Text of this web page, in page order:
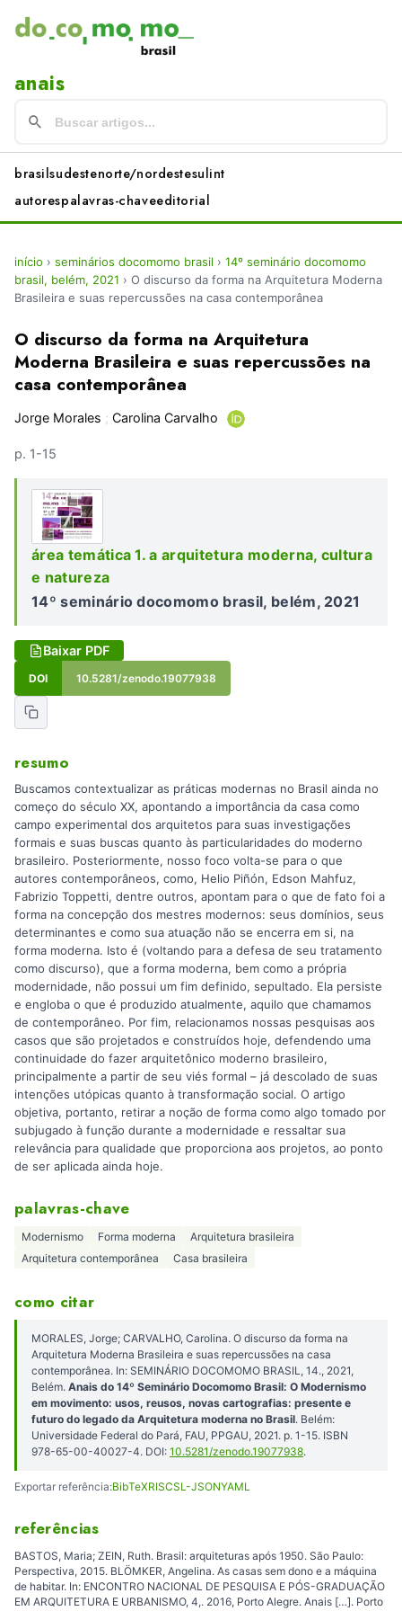
anais
brasilsudestenorte/nordestesulint
autorespalavras-chaveeditorial
início › seminários docomomo brasil › 14º seminário docomomo
brasil, belém, 2021 › O discurso da forma na Arquitetura Moderna
Brasileira e suas repercussões na casa contemporânea
O discurso da forma na Arquitetura
Moderna Brasileira e suas repercussões na
casa contemporânea
Jorge Morales ; Carolina Carvalho
p. 1-15
área temática 1. a arquitetura moderna, cultura
e natureza
14º seminário docomomo brasil, belém, 2021
Baixar PDF
DOI 10.5281/zenodo.19077938
resumo
Buscamos contextualizar as práticas modernas no Brasil ainda no
começo do século XX, apontando a importância da casa como
campo experimental dos arquitetos para suas investigações
formais e suas buscas quanto às particularidades do moderno
brasileiro. Posteriormente, nosso foco volta-se para o que
autores contemporâneos, como, Helio Piñón, Edson Mahfuz,
Fabrizio Toppetti, dentre outros, apontam para o que de fato foi a
forma na concepção dos mestres modernos: seus domínios, seus
determinantes e como sua atuação não se encerra em si, na
forma moderna. Isto é (voltando para a defesa de seu tratamento
como discurso), que a forma moderna, bem como a própria
modernidade, não possui um fim definido, sepultado. Ela persiste
e engloba o que é produzido atualmente, aquilo que chamamos
de contemporâneo. Por fim, relacionamos nossas pesquisas aos
casos que são projetados e construídos hoje, defendendo uma
continuidade do fazer arquitetônico moderno brasileiro,
principalmente a partir de seu viés formal – já descolado de suas
intenções utópicas quanto à transformação social. O artigo
objetiva, portanto, retirar a noção de forma como algo tomado por
subjugado à função durante a modernidade e ressaltar sua
relevância para qualidade que proporciona aos projetos, ao ponto
de ser aplicada ainda hoje.
palavras-chave
Modernismo Forma moderna
Arquitetura brasileira
Arquitetura contemporânea
Casa brasileira
como citar
MORALES, Jorge; CARVALHO, Carolina. O discurso da forma na
Arquitetura Moderna Brasileira e suas repercussões na casa
contemporânea. In: SEMINÁRIO DOCOMOMO BRASIL, 14., 2021,
Belém. Anais do 14º Seminário Docomomo Brasil: O Modernismo
em movimento: usos, reusos, novas cartografias: presente e
futuro do legado da Arquitetura moderna no Brasil. Belém:
Universidade Federal do Pará, FAU, PPGAU, 2021. p. 1-15. ISBN
978-65-00-40027-4. DOI: 10.5281/zenodo.19077938.
Exportar referência:BibTeXRISCSL-JSONYAML
referências
BASTOS, Maria; ZEIN, Ruth. Brasil: arquiteturas após 1950. São Paulo:
Perspectiva, 2015. BLÖMKER, Angelina. As casas sem dono e a máquina
de habitar. In: ENCONTRO NACIONAL DE PESQUISA E PÓS-GRADUAÇÃO
EM ARQUITETURA E URBANISMO, 4,. 2016, Porto Alegre. Anais […]. Porto